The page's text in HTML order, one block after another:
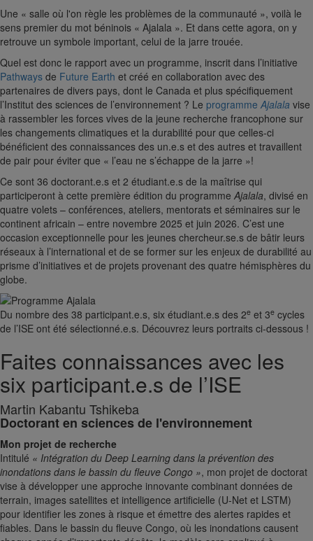
Une « salle où l'on règle les problèmes de la communauté », voilà le
sens premier du mot béninois « Ajalala ». Et dans cette agora, on y
retrouve un symbole important, celui de la jarre trouée.
Quel est donc le rapport avec un programme, inscrit dans l’initiative
Pathways de Future Earth et créé en collaboration avec des
partenaires de divers pays, dont le Canada et plus spécifiquement
l’Institut des sciences de l’environnement ? Le programme Ajalala vise
à rassembler les forces vives de la jeune recherche francophone sur
les changements climatiques et la durabilité pour que celles-ci
bénéficient des connaissances des un.e.s et des autres et travaillent
de pair pour éviter que « l’eau ne s’échappe de la jarre »!
Ce sont 36 doctorant.e.s et 2 étudiant.e.s de la maîtrise qui
participeront à cette première édition du programme Ajalala, divisé en
quatre volets – conférences, ateliers, mentorats et séminaires sur le
continent africain – entre novembre 2025 et juin 2026. C’est une
occasion exceptionnelle pour les jeunes chercheur.se.s de bâtir leurs
réseaux à l’international et de se former sur les enjeux de durabilité au
prisme d’initiatives et de projets provenant des quatre hémisphères du
globe.
Du nombre des 38 participant.e.s, six étudiant.e.s des 2e et 3e cycles
de l’ISE ont été sélectionné.e.s. Découvrez leurs portraits ci-dessous !
Faites connaissances avec les
six participant.e.s de l’ISE
Martin Kabantu Tshikeba
Doctorant en sciences de l'environnement
Mon projet de recherche
Intitulé « Intégration du Deep Learning dans la prévention des
inondations dans le bassin du fleuve Congo », mon projet de doctorat
vise à développer une approche innovante combinant données de
terrain, images satellites et intelligence artificielle (U-Net et LSTM)
pour identifier les zones à risque et émettre des alertes rapides et
fiables. Dans le bassin du fleuve Congo, où les inondations causent